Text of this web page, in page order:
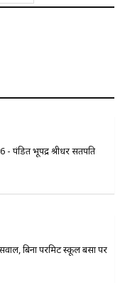
पंडित भूपेंद्र श्रीधर सतपति
बिना परमिट स्कूल बसों पर